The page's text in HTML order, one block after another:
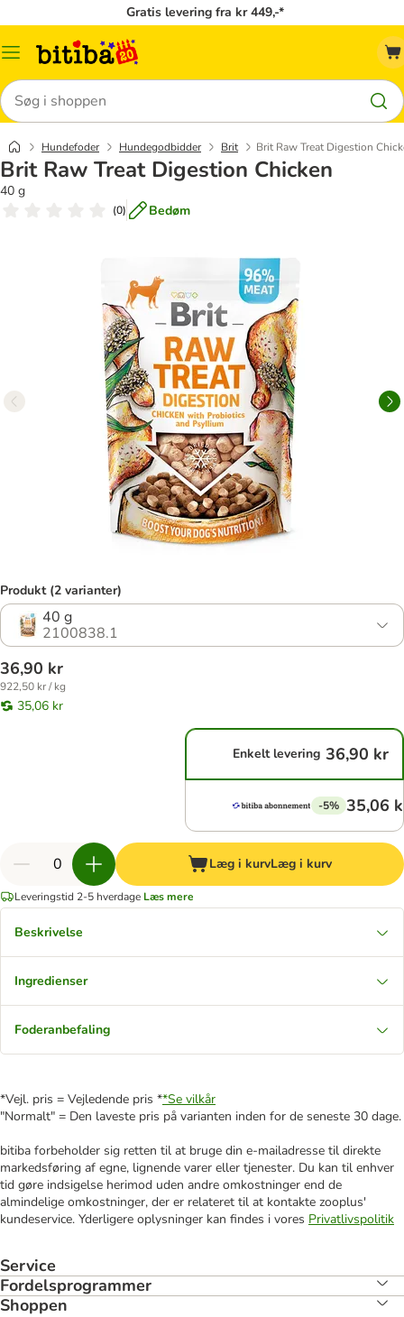
Gratis levering fra kr 449,-*
Menu
Søg
Hundefoder Hundegodbidder Brit Brit Raw Treat Digestion
Brit Raw Treat Digestion Chicken
40 g
(0) Bedøm
Produkt (2 varianter)
40 g
2100838.1
36,90 kr
922,50 kr / kg
35,06 kr
Enkelt levering 36,90 kr
-5% 35,06
Læg i kurvLæg i kurv
Leveringstid 2-5 hverdage Læs mere
Beskrivelse
Ingredienser
Foderanbefaling
*Vejl. pris = Vejledende pris **Se vilkår
"Normalt" = Den laveste pris på varianten inden for de seneste 30 dage.
bitiba forbeholder sig retten til at bruge din e-mailadresse til direkte
markedsføring af egne, lignende varer eller tjenester. Du kan til enhver
tid gøre indsigelse herimod uden andre omkostninger end de
almindelige omkostninger, der er relateret til at kontakte zooplus'
kundeservice. Yderligere oplysninger kan findes i vores Privatlivspolitik
Service
Fordelsprogrammer
Shoppen